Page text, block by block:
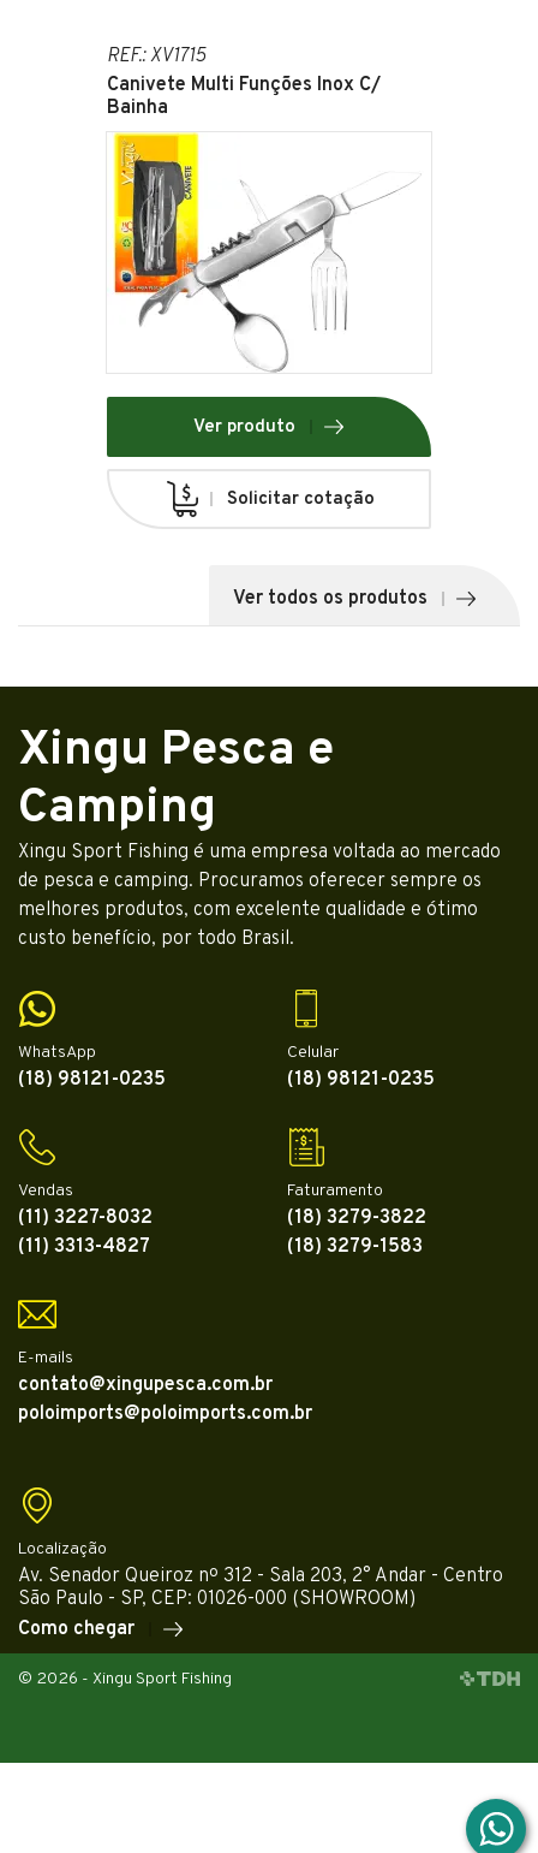
REF.: XV1715
Canivete Multi Funções Inox C/
Bainha
Ver produto
Solicitar cotação
Ver todos os produtos
Xingu Pesca e
Camping
Xingu Sport Fishing é uma empresa voltada ao mercado
de pesca e camping. Procuramos oferecer sempre os
melhores produtos, com excelente qualidade e ótimo
custo benefício, por todo Brasil.
WhatsApp
(18) 98121-0235
Celular
(18) 98121-0235
Vendas
(11) 3227-8032
(11) 3313-4827
Faturamento
(18) 3279-3822
(18) 3279-1583
E-mails
contato@xingupesca.com.br
poloimports@poloimports.com.br
Localização
Av. Senador Queiroz nº 312 - Sala 203, 2° Andar - Centro
São Paulo - SP, CEP: 01026-000 (SHOWROOM)
Como chegar
© 2026 - Xingu Sport Fishing